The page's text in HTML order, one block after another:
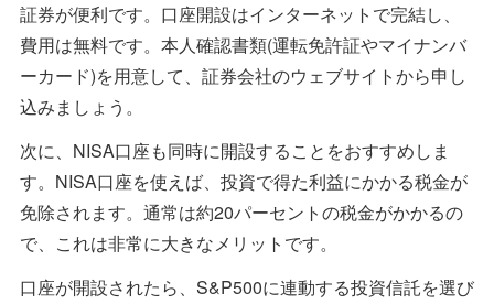
証券が便利です。口座開設はインターネットで完結し、
費用は無料です。本人確認書類(運転免許証やマイナンバ
ーカード)を用意して、証券会社のウェブサイトから申し
込みましょう。
次に、NISA口座も同時に開設することをおすすめしま
す。NISA口座を使えば、投資で得た利益にかかる税金が
免除されます。通常は約20パーセントの税金がかかるの
で、これは非常に大きなメリットです。
口座が開設されたら、S&P500に連動する投資信託を選び